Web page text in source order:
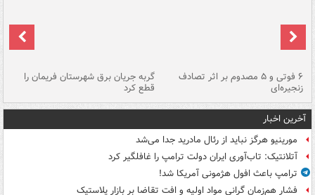
۶ فوتی و ۵ مصدوم بر اثر تصادف
زنجیره‌ای
گربه جریان برق شهرستان فریمان را
قطع کرد
آخرین اخبار
مورینیو هرگز نباید از رئال مادرید جدا می‌شد
آتلانتیک: تاب‌آوری ایران دولت ترامپ را غافلگیر کرد
ترامپ باعث افول هژمونی آمریکا شد!
فشار هم‌زمان گرانی مواد اولیه و افت تقاضا بر بازار پلاستیک